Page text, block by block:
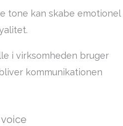
tone kan skabe emotionel
i virksomheden bruger
kommunikationen